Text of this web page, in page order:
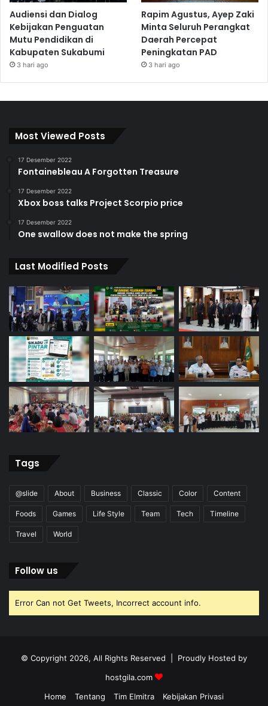
Audiensi dan Dialog
Kebijakan Penguatan
Mutu Pendidikan di
Kabupaten Sukabumi
3 hari ago
Rapim Agustus, Ayep Zaki
Minta Seluruh Perangkat
Daerah Percepat
Peningkatan PAD
3 hari ago
Most Viewed Posts
17 Desember 2022
Fontainebleau A Forgotten Treasure
17 Desember 2022
Xbox boss talks Project Scorpio price
17 Desember 2022
One swallow does not make the spring
Last Modified Posts
Tags
@slide About Business Classic Color Content
Foods Games Life Style Team Tech Timeline
Travel World
Follow us
Error Can not Get Tweets, Incorrect account info.
© Copyright 2026, All Rights Reserved | Proudly Hosted by
hostgila.com
Home
Tentang Tim Elmitra Kebijakan Privasi